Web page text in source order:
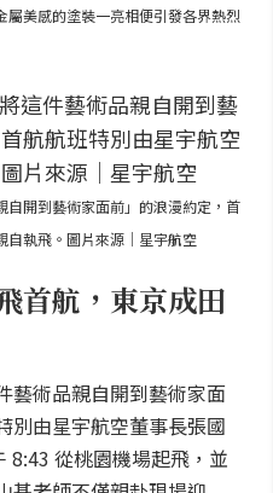
美感的塗裝一亮相便引發各界熱烈
開到藝術家面前」的浪漫約定，首
自執飛。圖片來源｜星宇航空
首航，東京成田
藝術品親自開到藝術家面
別由星宇航空董事長張國
8:43 從桃園機場起飛，並